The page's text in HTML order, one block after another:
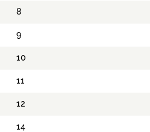
8
9
10
11
12
14